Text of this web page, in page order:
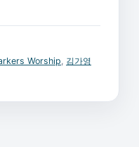
Worship, 김가영